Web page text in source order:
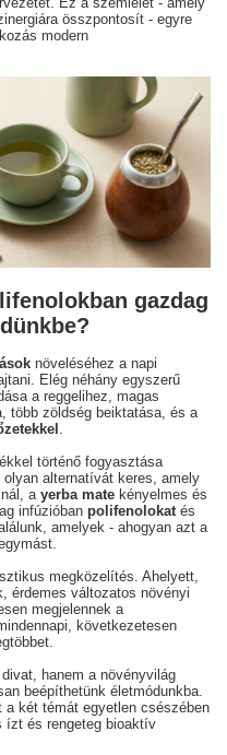
összpontosít - egyre
modern
gazdag
növeléséhez a napi
Elég néhány egyszerű
a reggelihez, magas
több zöldség beiktatása, és a
történő fogyasztása
alternatívát keres, amely
a yerba mate kényelmes és
infúzióban polifenolokat és
amelyek - ahogyan azt a
megközelítés. Ahelyett,
érdemes változatos növényi
megjelennek a
mindennapi, következetesen
hanem a növényvilág
beépíthetünk életmódunkba.
két témát egyetlen csészében
ízt és rengeteg bioaktív